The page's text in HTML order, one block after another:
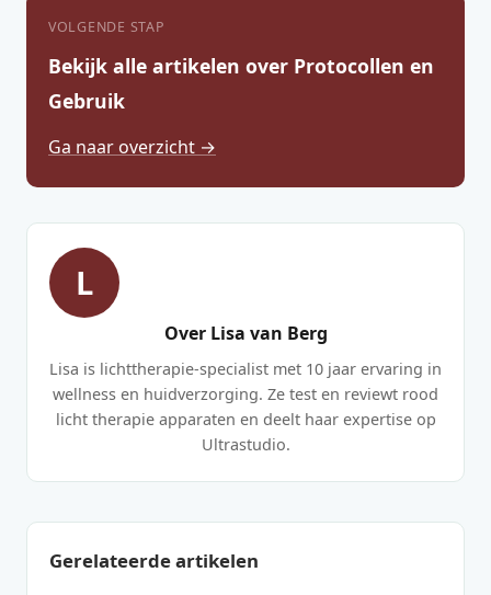
VOLGENDE STAP
Bekijk alle artikelen over Protocollen en
Gebruik
Ga naar overzicht →
L
Over Lisa van Berg
Lisa is lichttherapie-specialist met 10 jaar ervaring in
wellness en huidverzorging. Ze test en reviewt rood
licht therapie apparaten en deelt haar expertise op
Ultrastudio.
Gerelateerde artikelen